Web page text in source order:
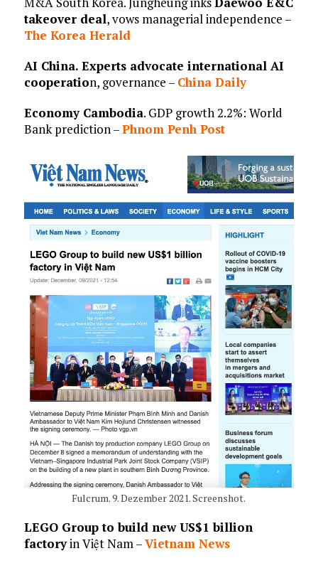
takeover deal, vows managerial independence –
The Korea Herald
AI China. Experts advocate international AI
cooperation, governance – China Daily
Economy Cambodia. GDP growth 2.2%: World
Bank prediction –Phnom Penh Post
Fulcrum. 9. Dezember 2021. Screenshot.
LEGO Group to build new US$1 billion
factoryin Việt Nam –Vietnam News